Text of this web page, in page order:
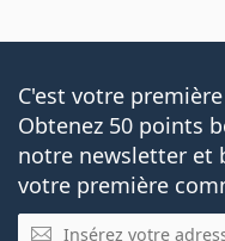
C'est votre
Obtenez 50 points
notre newsletter et
votre première
E-mail